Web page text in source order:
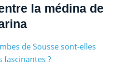
la médina de
de Sousse sont-elles
fascinantes ?